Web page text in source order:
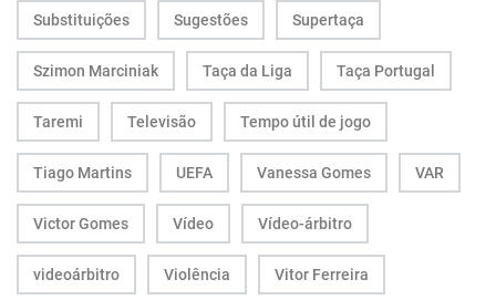
Substituições Sugestões Supertaça
Szimon Marciniak Taça da Liga Taça Portugal
Taremi Televisão Tempo útil de jogo
Tiago Martins UEFA Vanessa Gomes VAR
Victor Gomes Vídeo Vídeo-árbitro
videoárbitro Violência Vitor Ferreira